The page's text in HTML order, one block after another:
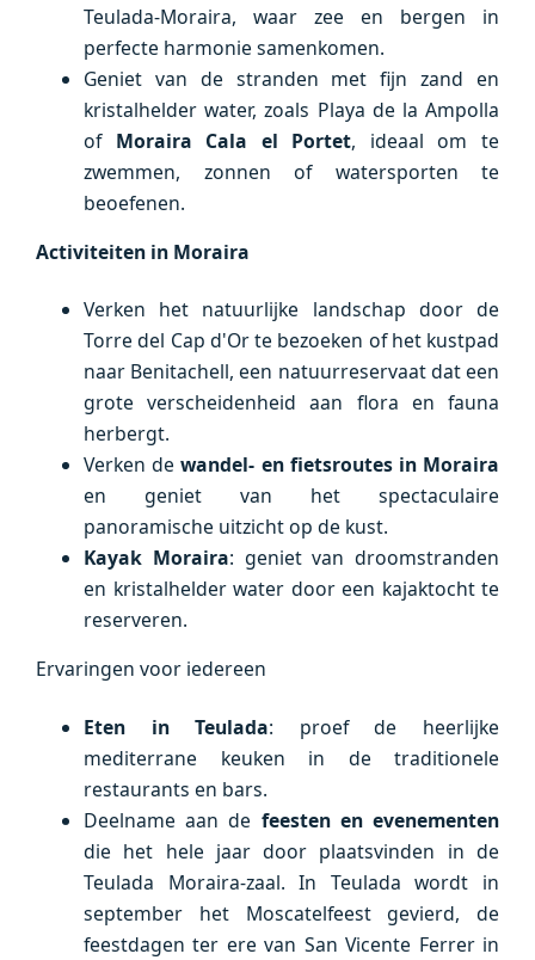
Teulada-Moraira, waar zee en bergen in
perfecte harmonie samenkomen.
Geniet van de stranden met fijn zand en
kristalhelder water, zoals Playa de la Ampolla
of Moraira Cala el Portet, ideaal om te
zwemmen, zonnen of watersporten te
beoefenen.
Activiteiten in Moraira
Verken het natuurlijke landschap door de
Torre del Cap d'Or te bezoeken of het kustpad
naar Benitachell, een natuurreservaat dat een
grote verscheidenheid aan flora en fauna
herbergt.
Verken dewandel- en fietsroutes in Moraira
en geniet van het spectaculaire
panoramische uitzicht op de kust.
Kayak Moraira: geniet van droomstranden
en kristalhelder water door een kajaktocht te
reserveren.
Ervaringen voor iedereen
Eten in Teulada: proef de heerlijke
mediterrane keuken in de traditionele
restaurants en bars.
Deelname aan de feesten en evenementen
die het hele jaar door plaatsvinden in de
Teulada Moraira-zaal. In Teulada wordt in
september het Moscatelfeest gevierd, de
feestdagen ter ere van San Vicente Ferrer in